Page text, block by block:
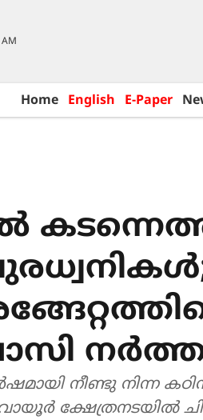
Home English E-Paper
നീണ്ടു നിന്ന
ക്ഷേത്രനടയിൽ